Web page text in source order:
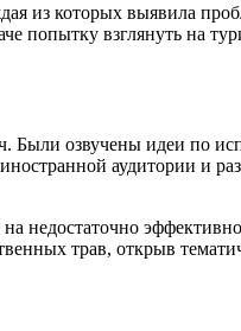
из которых выявила
попытку взглянуть на
Были озвучены идеи по
аудитории и
трав, открыв